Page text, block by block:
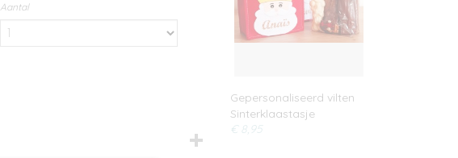
Aantal
Gepersonaliseerd vilten
Sinterklaastasje
€ 8,95